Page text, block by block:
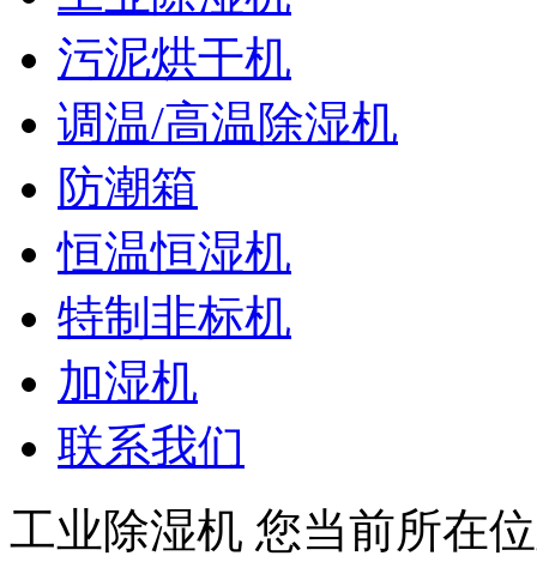
污泥烘干机
调温/高温除湿机
防潮箱
恒温恒湿机
特制非标机
加湿机
联系我们
工业除湿机 您当前所在